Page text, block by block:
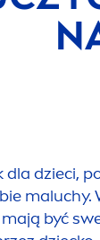
dla dzieci,
być